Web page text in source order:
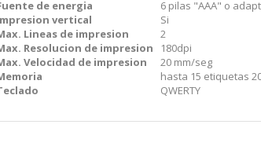
de energia
6 pilas "AAA" o
vertical
Si
Lineas de impresion
2
Resolucion de impresion
180dpi
Velocidad de impresion
20 mm/seg
hasta 15 etiquetas
QWERTY